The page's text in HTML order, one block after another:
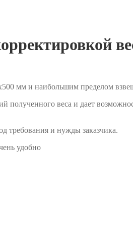
мм и наибольшим пределом
полученного веса и дает
требования и нужды заказчика.
удобно